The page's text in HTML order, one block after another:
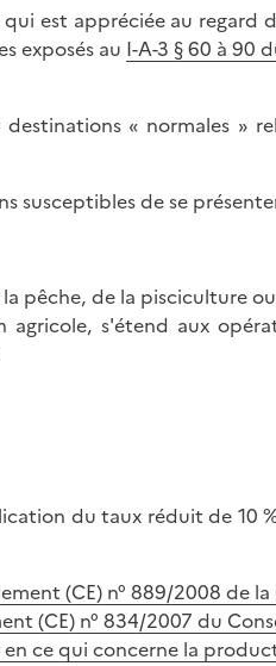
est appréciée au regard
exposés au I-A-3 § 60 à 90
« normales »
susceptibles de se
pêche, de la pisciculture
s'étend aux
du taux réduit de 10
(CE) n° 889/2008 de
(CE) n° 834/2007 du
ce qui concerne la